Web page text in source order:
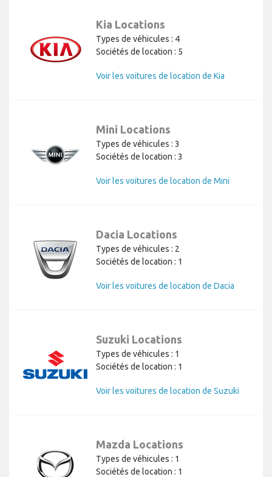
Kia Locations
Types de véhicules : 4
Sociétés de location : 5
Voir les voitures de location de Kia
Mini Locations
Types de véhicules : 3
Sociétés de location : 3
Voir les voitures de location de Mini
Dacia Locations
Types de véhicules : 2
Sociétés de location : 1
Voir les voitures de location de Dacia
Suzuki Locations
Types de véhicules : 1
Sociétés de location : 1
Voir les voitures de location de Suzuki
Mazda Locations
Types de véhicules : 1
Sociétés de location : 1